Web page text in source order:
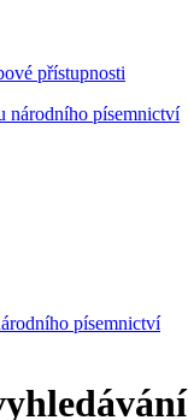
přístupnosti
písemnictví